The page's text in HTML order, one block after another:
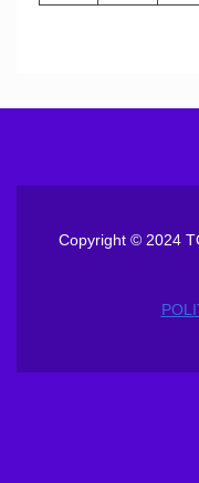
Copyright © 2024